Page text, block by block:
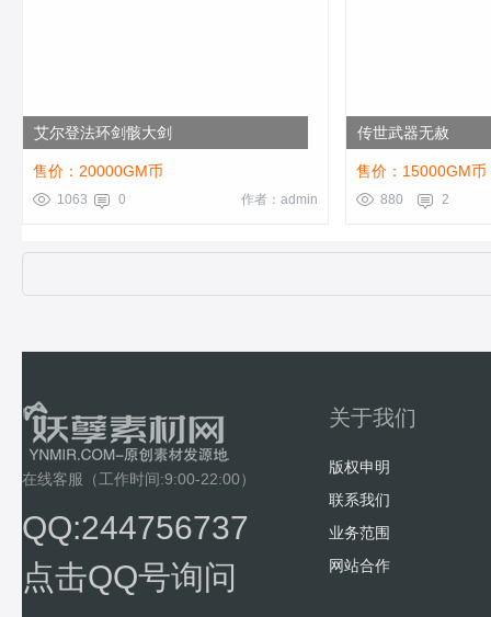
艾尔登法环剑骸大剑
售价：20000GM币
1063 0 作者：admin
传世武器无赦
售价：15000GM币
880 2
在线客服（工作时间:9:00-22:00）
QQ:244756737
点击QQ号询问
关于我们
版权申明
联系我们
业务范围
网站合作